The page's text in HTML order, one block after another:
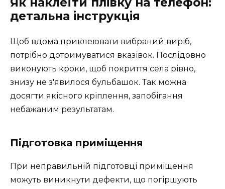
детальна інструкція
Щоб вдома приклеювати вибраний виріб,
потрібно дотримуватися вказівок. Послідовно
виконують кроки, щоб покриття села рівно,
знизу не з'явилося бульбашок. Так можна
досягти якісного кріплення, запобігання
небажаним результатам.
Підготовка приміщення
При неправильній підготовці приміщення
можуть виникнути дефекти, що погіршують